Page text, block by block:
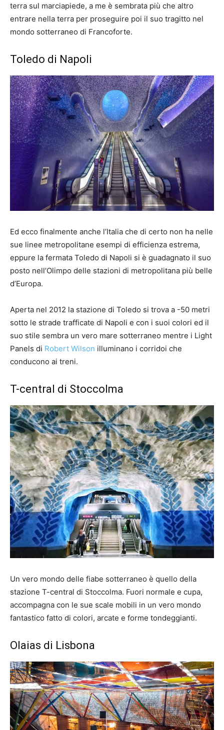
terra sul marciapiede, a me è sembrata più che altro
entrare nella terra per proseguire poi il suo tragitto nel
mondo sotterraneo di Francoforte.
Toledo di Napoli
Ed ecco finalmente anche l’Italia che di certo non ha nelle
sue linee metropolitane esempi di efficienza estrema,
eppure la fermata Toledo di Napoli si è guadagnato il suo
posto nell’Olimpo delle stazioni di metropolitana più belle
d’Europa.
Aperta nel 2012 la stazione di Toledo si trova a -50 metri
sotto le strade trafficate di Napoli e con i suoi colori ed il
suo stile sembra un vero mare sotterraneo mentre i Light
Panels di Robert Wilson illuminano i corridoi che
conducono ai treni.
T-central di Stoccolma
Un vero mondo delle fiabe sotterraneo è quello della
stazione T-central di Stoccolma. Fuori normale e cupa,
accompagna con le sue scale mobili in un vero mondo
fantastico fatto di colori, arcate e forme tondeggianti.
Olaias di Lisbona